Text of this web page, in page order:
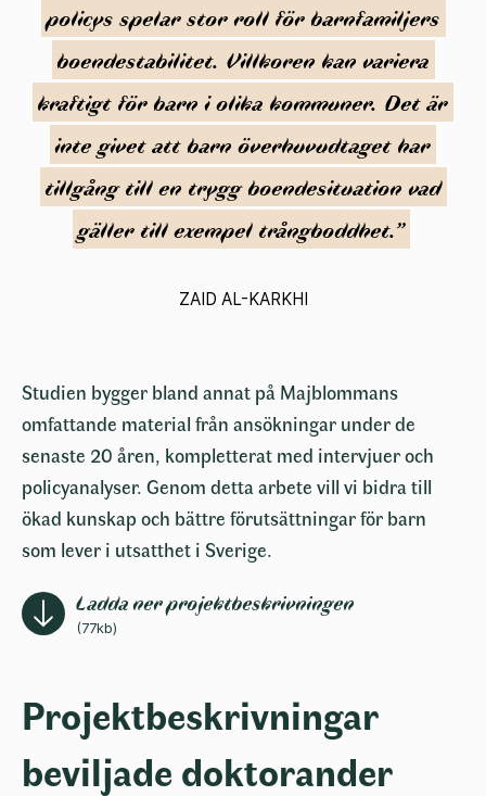
policys spelar stor roll för barnfamiljers
boendestabilitet. Villkoren kan variera
kraftigt för barn i olika kommuner. Det är
inte givet att barn överhuvudtaget har
tillgång till en trygg boendesituation vad
gäller till exempel trångboddhet.”
ZAID AL-KARKHI
Studien bygger bland annat på Majblommans
omfattande material från ansökningar under de
senaste 20 åren, kompletterat med intervjuer och
policyanalyser. Genom detta arbete vill vi bidra till
ökad kunskap och bättre förutsättningar för barn
som lever i utsatthet i Sverige.
Ladda ner projektbeskrivningen
(77kb)
Projektbeskrivningar
beviljade doktorander